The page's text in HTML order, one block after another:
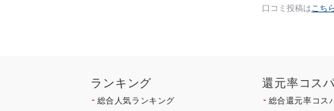
口コミ投稿はこちら
ランキング
総合人気ランキング
還元率コス
総合還元率コス